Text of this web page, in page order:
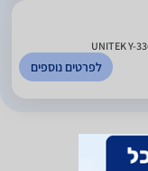
לפרטים נוספים